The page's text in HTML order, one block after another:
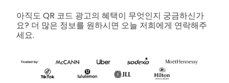
아직도 QR 코드 광고의 혜택이 무엇인지 궁금하신가
요? 더 많은 정보를 원하시면 오늘 저희에게 연락해주
세요.